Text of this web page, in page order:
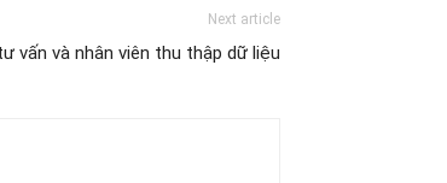
Next article
vấn và nhân viên thu thập dữ liệu